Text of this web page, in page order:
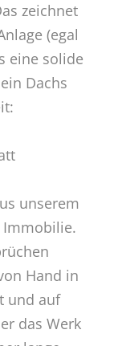
zeichnet
(egal
eine solide
Dachs
unserem
Immobilie.
Hand in
und auf
das Werk